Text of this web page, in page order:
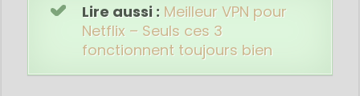
Lire aussi : Meilleur VPN pour
Netflix – Seuls ces 3
fonctionnent toujours bien